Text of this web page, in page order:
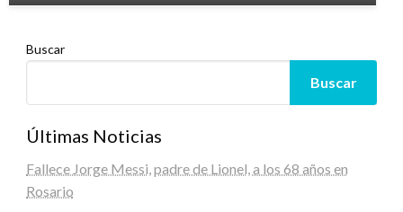
Buscar
Buscar
Últimas Noticias
Fallece Jorge Messi, padre de Lionel, a los 68 años en
Rosario